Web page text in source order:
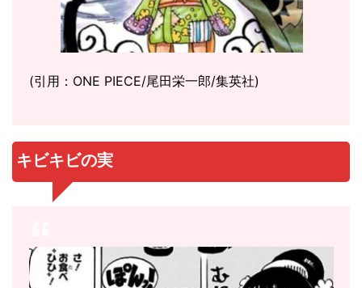
(引用：ONE PIECE/尾田栄一郎/集英社)
キビキビの実